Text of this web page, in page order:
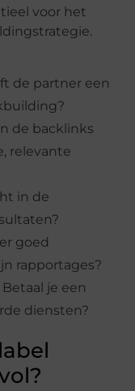
voor het
de partner een
de backlinks
relevante
in de
goed
rapportages?
Betaal je een
diensten?